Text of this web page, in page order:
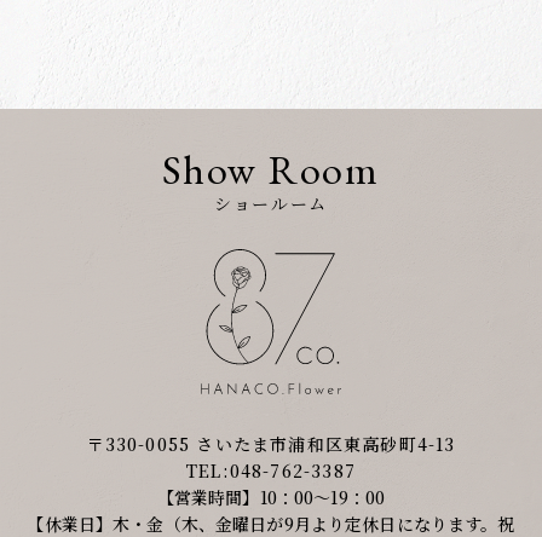
Show Room
ショールーム
〒330-0055 さいたま市浦和区東高砂町4-13
TEL:048-762-3387
【営業時間】10：00～19：00
【休業日】木・金（木、金曜日が9月より定休日になります。祝